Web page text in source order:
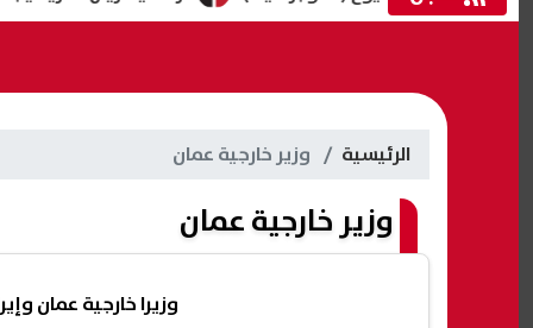
الرئيسية وزير خارجية عمان
وزير خارجية عمان
وزيرا خارجية عمان